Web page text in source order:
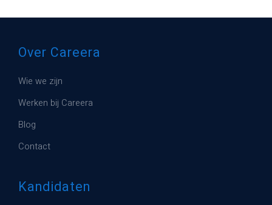
Over Careera
Wie we zijn
Werken bij Careera
Blog
Contact
Kandidaten